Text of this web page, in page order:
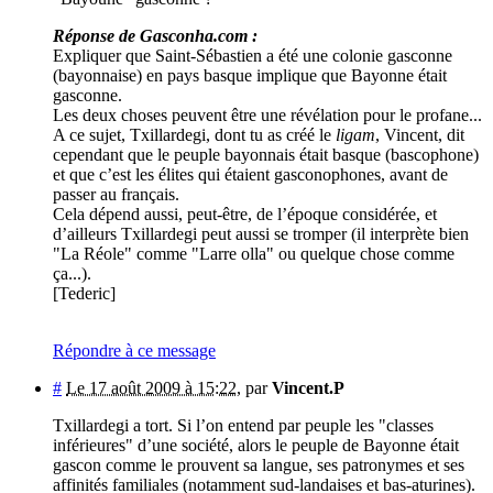
Réponse de Gasconha.com :
Expliquer que Saint-Sébastien a été une colonie gasconne
(bayonnaise) en pays basque implique que Bayonne était
gasconne.
Les deux choses peuvent être une révélation pour le profane...
A ce sujet, Txillardegi, dont tu as créé le ligam, Vincent, dit
cependant que le peuple bayonnais était basque (bascophone)
et que c’est les élites qui étaient gasconophones, avant de
passer au français.
Cela dépend aussi, peut-être, de l’époque considérée, et
d’ailleurs Txillardegi peut aussi se tromper (il interprète bien
"La Réole" comme "Larre olla" ou quelque chose comme
ça...).
[Tederic]
Répondre à ce message
# Le 17 août 2009 à 15:22, parVincent.P
Txillardegi a tort. Si l’on entend par peuple les "classes
inférieures" d’une société, alors le peuple de Bayonne était
gascon comme le prouvent sa langue, ses patronymes et ses
affinités familiales (notamment sud-landaises et bas-aturines).